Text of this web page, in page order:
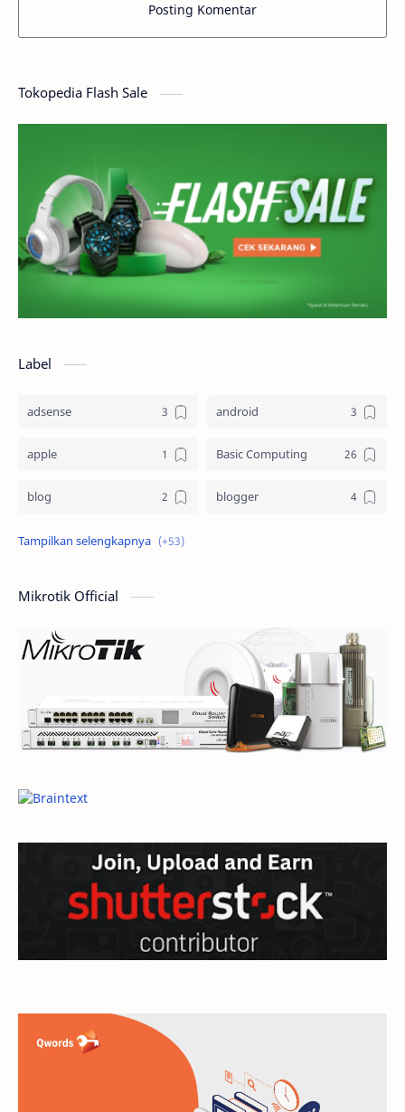
Posting Komentar
Tokopedia Flash Sale
Label
adsense android
apple Basic Computing
blog blogger
Blogging
e-commerce
ecommerce elearning
General General Article
google
jaringan
mail
microsoft mikrotik
moodle
Networking
Mikrotik Official